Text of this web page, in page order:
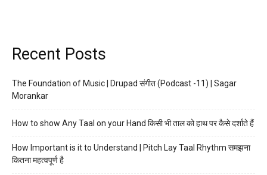
Recent Posts
The Foundation of Music | Drupad संगीत (Podcast -11) | Sagar
Morankar
How to show Any Taal on your Hand किसी भी ताल को हाथ पर कैसे दर्शाते हैं
How Important is it to Understand | Pitch Lay Taal Rhythm समझना
कितना महत्वपूर्ण है